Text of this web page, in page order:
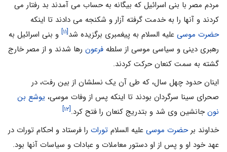
مردم مصر با بنی اسرائیل که بیگانه به حساب می آمدند بد رفتار می
کردند و آنها را به خدمت گرفته آزار و شکنجه می دادند تا اینکه
حضرت موسی علیه السلام به پیغمبری برگزیده شد[۱۱]
و بنی اسرائیل به
رهبری دینی و سیاسی موسی از سلطه فرعون رها شدند و از مصر خارج
گشته به سمت کنعان حرکت کردند.
اینان حدود چهل سال، که طی آن یک نسلشان از بین رفت، در
صحرای سینا سرگردان بودند تا اینکه پس از وفات موسی، یوشع بن
نونجانشین وی شد و بتدریج کنعان را فتح کرد.[۱۲]
خداوند برحضرت موسی علیه السلام تورات را فرستاد و احکام تورات در
عهد خود او و پس از او دستور معاملات و عبادات و سیاسات آنها بود.